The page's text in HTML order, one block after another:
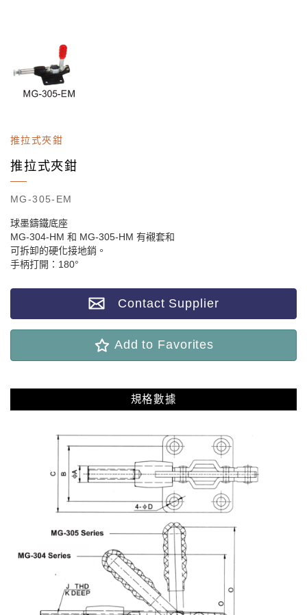
推拉式夾鉗
推拉式夾鉗
MG-305-EM
球墨鑄鐵底座
MG-304-HM 和 MG-305-HM 有襯套和
可拆卸的硬化接地銷。
手柄打開：180°
Contact Supplier
Add to Favorites
規格數據